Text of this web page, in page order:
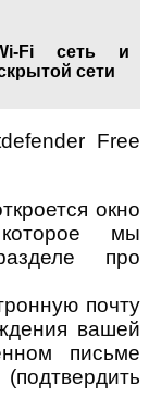
Fi сеть и
сети
окно
мы
про
почту
вашей
письме